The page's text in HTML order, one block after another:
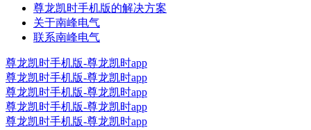
尊龙凯时手机版的解决方案
关于南峰电气
联系南峰电气
尊龙凯时手机版-尊龙凯时app
尊龙凯时手机版-尊龙凯时app
尊龙凯时手机版-尊龙凯时app
尊龙凯时手机版-尊龙凯时app
尊龙凯时手机版-尊龙凯时app